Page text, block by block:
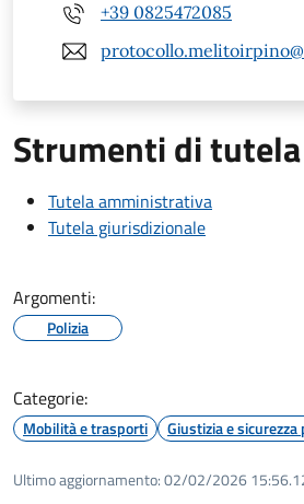
+39 0825472085
Strumenti di tutela
Tutela amministrativa
Tutela giurisdizionale
Argomenti:
Polizia
Categorie:
Mobilità e trasporti Giustizia e
Ultimo aggiornamento:02/02/2026